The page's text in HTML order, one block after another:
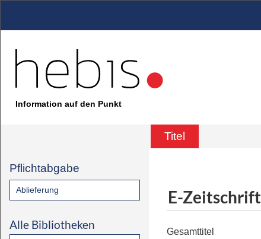
Information auf den Punkt
Titel
Pflichtabgabe
Ablieferung
Alle Bibliotheken
E-Zeitschrift
Gesamttitel